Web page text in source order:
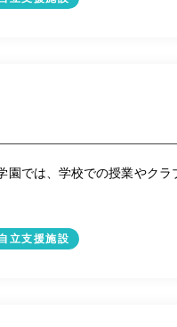
園では、学校での授業やク
立支援施設